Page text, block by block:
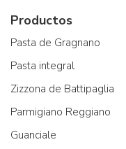
Productos
Pasta de Gragnano
Pasta integral
Zizzona de Battipaglia
Parmigiano Reggiano
Guanciale